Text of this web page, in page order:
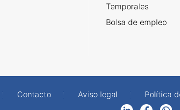
Temporales
Bolsa de empleo
Contacto Aviso legal Política